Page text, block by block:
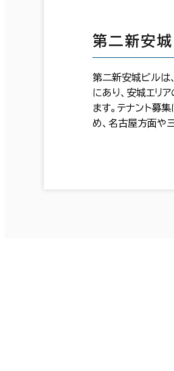
第二新安
第二新安城ビルは
にあり、安城エリ
ます。テナント募
め、名古屋方面や